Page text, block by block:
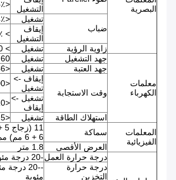
البصرية
التشغيل
<1.5٪
ضباب
تشغيل
<4٪
إيقاف
التشغيل
> 90٪
زاوية الرؤية
تشغيل > 140 درجة
معلمات
الكهرباء
جهد التشغيل تشغيل
60 فولت تيار متردد
جهد العتبة
تشغيل <36 فولت
وقت الاستجابة
إيقاف ->
تشغيل
<200 مللي ثانية
تشغيل ->
إيقاف
<10 مللي ثانية
استهلاك الطاقة
تشغيل
<5 واط / م²
المعلمات
الفيزيائية
سماكة
6 + 6 مم) مم
العرض الأقصى
1.8 متر
درجة حرارة العمل-20 درجة مئوية - 70 درجة مئوية
درجة حرارة
التخزين
مئوية